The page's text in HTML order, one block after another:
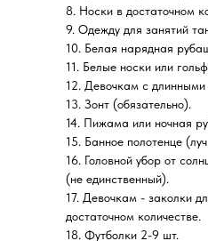
8. Носки в достаточном
9. Одежду для занятий
10. Белая нарядная
11. Белые носки или
12. Девочкам с
13. Зонт (обязательно).
14. Пижама или ночная
15. Банное полотенце
16. Головной убор от
(не единственный).
17. Девочкам - заколки
достаточном количестве.
18. Футболки 2-9 шт.